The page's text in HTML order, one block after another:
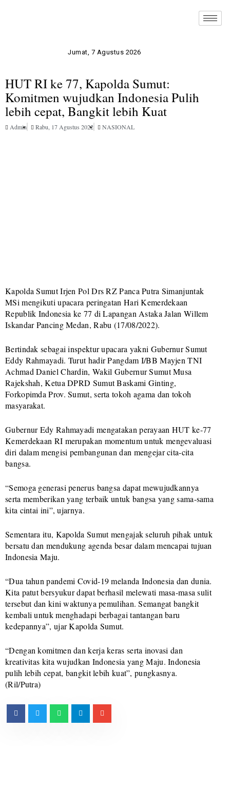
Jumat, 7 Agustus 2026
HUT RI ke 77, Kapolda Sumut:
Komitmen wujudkan Indonesia Pulih
lebih cepat, Bangkit lebih Kuat
Admin Rabu, 17 Agustus 2022 NASIONAL
Kapolda Sumut Irjen Pol Drs RZ Panca Putra Simanjuntak
MSi mengikuti upacara peringatan Hari Kemerdekaan
Republik Indonesia ke 77 di Lapangan Astaka Jalan Willem
Iskandar Pancing Medan, Rabu (17/08/2022).
Bertindak sebagai inspektur upacara yakni Gubernur Sumut
Eddy Rahmayadi. Turut hadir Pangdam I/BB Mayjen TNI
Achmad Daniel Chardin, Wakil Gubernur Sumut Musa
Rajekshah, Ketua DPRD Sumut Baskami Ginting,
Forkopimda Prov. Sumut, serta tokoh agama dan tokoh
masyarakat.
Gubernur Edy Rahmayadi mengatakan perayaan HUT ke-77
Kemerdekaan RI merupakan momentum untuk mengevaluasi
diri dalam mengisi pembangunan dan mengejar cita-cita
bangsa.
“Semoga generasi penerus bangsa dapat mewujudkannya
serta memberikan yang terbaik untuk bangsa yang sama-sama
kita cintai ini”, ujarnya.
Sementara itu, Kapolda Sumut mengajak seluruh pihak untuk
bersatu dan mendukung agenda besar dalam mencapai tujuan
Indonesia Maju.
“Dua tahun pandemi Covid-19 melanda Indonesia dan dunia.
Kita patut bersyukur dapat berhasil melewati masa-masa sulit
tersebut dan kini waktunya pemulihan. Semangat bangkit
kembali untuk menghadapi berbagai tantangan baru
kedepannya”, ujar Kapolda Sumut.
“Dengan komitmen dan kerja keras serta inovasi dan
kreativitas kita wujudkan Indonesia yang Maju. Indonesia
pulih lebih cepat, bangkit lebih kuat”, pungkasnya.
(Ril/Putra)